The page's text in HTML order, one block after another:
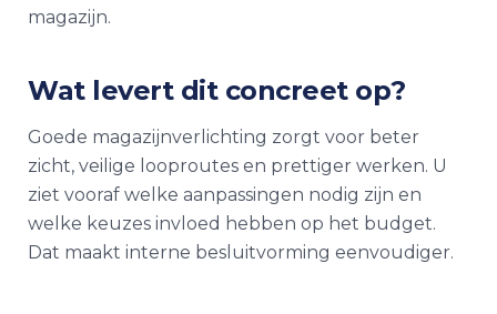
magazijn.
Wat levert dit concreet op?
Goede magazijnverlichting zorgt voor beter
zicht, veilige looproutes en prettiger werken. U
ziet vooraf welke aanpassingen nodig zijn en
welke keuzes invloed hebben op het budget.
Dat maakt interne besluitvorming eenvoudiger.